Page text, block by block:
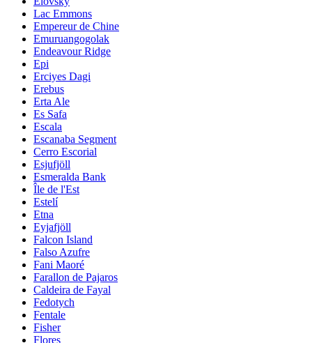
Lac Emmons
Empereur de Chine
Emuruangogolak
Endeavour Ridge
Epi
Erciyes Dagi
Erebus
Erta Ale
Es Safa
Escala
Escanaba Segment
Cerro Escorial
Esjufjöll
Esmeralda Bank
Île de l'Est
Estelí
Etna
Eyjafjöll
Falcon Island
Falso Azufre
Fani Maoré
Farallon de Pajaros
Caldeira de Fayal
Fedotych
Fentale
Fisher
Flores